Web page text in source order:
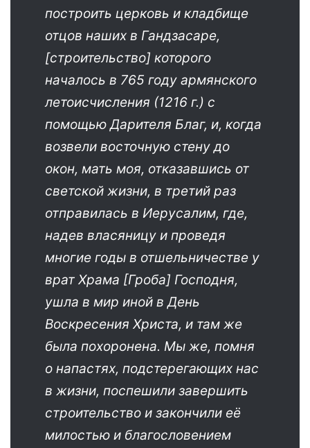
построить церковь и кладбище
отцов наших в Гандзасаре,
[строительство] которого
началось в 765 году армянского
летоисчисления (1216 г.) с
помощью Дарителя Благ, и, когда
возвели восточную стену до
окон, мать моя, отказавшись от
светской жизни, в третий раз
отправилась в Иерусалим, где,
надев власяницу и проведя
многие годы в отшельничестве у
врат Храма [Гроба] Господня,
ушла в мир иной в День
Воскресения Христа, и там же
была похоронена. Мы же, помня
о напастях, подстерегающих нас
в жизни, поспешили завершить
строительство и закончили её
милостью и благословением